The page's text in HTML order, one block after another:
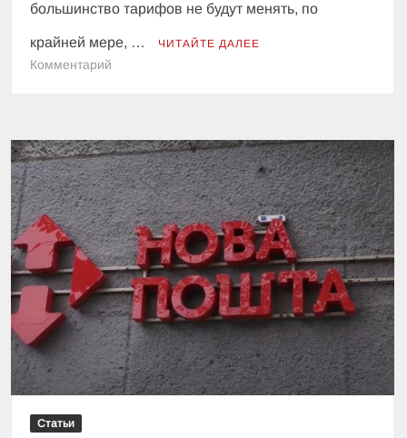
большинство тарифов не будут менять, по
крайней мере, … ЧИТАЙТЕ ДАЛЕЕ
Комментарий
будут
тарифы
на
коммуналку
с
1
декабря
Статьи